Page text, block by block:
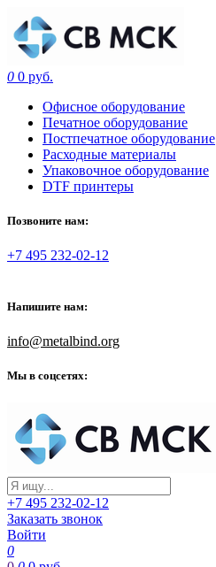
0 0 руб.
Офисное оборудование
Печатное оборудование
Постпечатное оборудование
Расходные материалы
Упаковочное оборудование
DTF принтеры
Позвоните нам:
+7 495 232-02-12
Напишите нам:
info@metalbind.org
Мы в соцсетях:
+7 495 232-02-12
Заказать звонок
Войти
0